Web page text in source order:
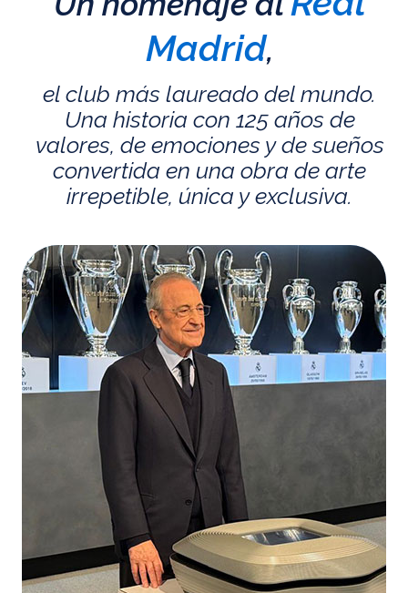
Madrid,
el club más laureado del mundo.
Una historia con 125 años de
valores, de emociones y de sueños
convertida en una obra de arte
irrepetible, única y exclusiva.